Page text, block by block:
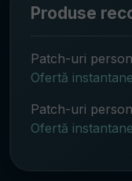
Produse
Patch-uri
Ofertă
Patch-uri
Ofertă